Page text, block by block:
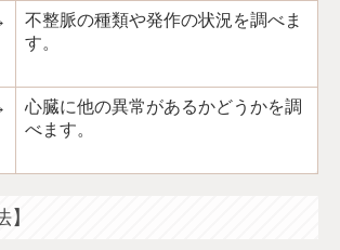
不整脈の種類や発作の状況を調べま
す。
心臓に他の異常があるかどうかを調
べます。
】